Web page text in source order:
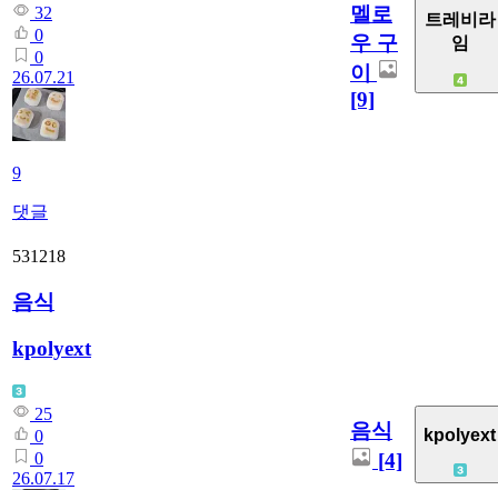
32
0
0
26.07.21
9
댓글
멜로
우 구
이
[9]
트레비라
임
531218
음식
kpolyext
25
0
0
26.07.17
음식
[4]
kpolyext